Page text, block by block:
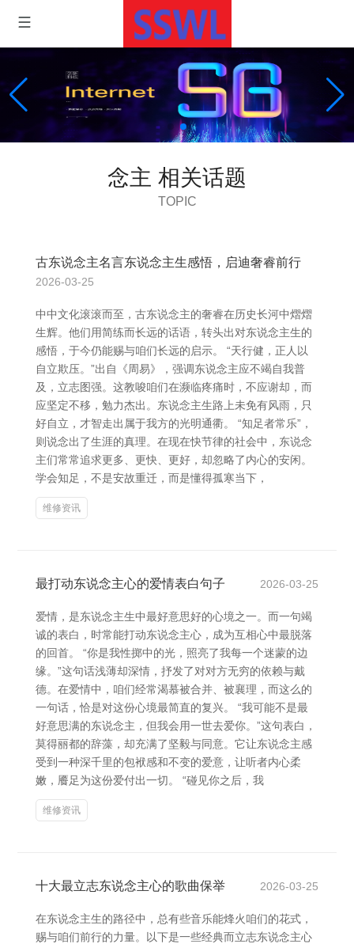
念主 相关话题
TOPIC
古东说念主名言东说念主生感悟，启迪奢睿前行
2026-03-25
中中文化滚滚而至，古东说念主的奢睿在历史长河中熠熠
生辉。他们用简练而长远的话语，转头出对东说念主生的
感悟，于今仍能赐与咱们长远的启示。 “天行健，正人以
自立欺压。”出自《周易》，强调东说念主应不竭自我普
及，立志图强。这教唆咱们在濒临疼痛时，不应谢却，而
应坚定不移，勉力杰出。东说念主生路上未免有风雨，只
好自立，才智走出属于我方的光明通衢。 “知足者常乐”，
则说念出了生涯的真理。在现在快节律的社会中，东说念
主们常常追求更多、更快、更好，却忽略了内心的安闲。
学会知足，不是安故重迁，而是懂得孤寒当下，
维修资讯
最打动东说念主心的爱情表白句子 2026-03-25
爱情，是东说念主生中最好意思好的心境之一。而一句竭
诚的表白，时常能打动东说念主心，成为互相心中最脱落
的回首。 “你是我性掷中的光，照亮了我每一个迷蒙的边
缘。”这句话浅薄却深情，抒发了对对方无穷的依赖与戴
德。在爱情中，咱们经常渴慕被合并、被襄理，而这么的
一句话，恰是对这份心境最简直的复兴。 “我可能不是最
好意思满的东说念主，但我会用一世去爱你。”这句表白，
莫得丽都的辞藻，却充满了坚毅与同意。它让东说念主感
受到一种深千里的包袱感和不变的爱意，让听者内心柔
嫩，餍足为这份爱付出一切。 “碰见你之后，我
维修资讯
十大最立志东说念主心的歌曲保举 2026-03-25
在东说念主生的路径中，总有些音乐能烽火咱们的花式，
赐与咱们前行的力量。以下是一些经典而立志东说念主心